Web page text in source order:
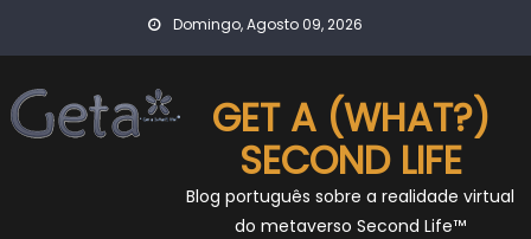
Domingo, Agosto 09, 2026
GET A (WHAT?)
SECOND LIFE
Blog português sobre a realidade virtual
do metaverso Second Life™